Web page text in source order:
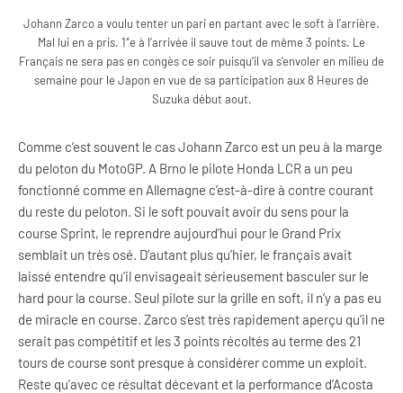
Johann Zarco a voulu tenter un pari en partant avec le soft à l’arrière.
Mal lui en a pris. 1″e à l’arrivée il sauve tout de même 3 points. Le
Français ne sera pas en congès ce soir puisqu’il va s’envoler en milieu de
semaine pour le Japon en vue de sa participation aux 8 Heures de
Suzuka début aout.
Comme c’est souvent le cas Johann Zarco est un peu à la marge
du peloton du MotoGP. A Brno le pilote Honda LCR a un peu
fonctionné comme en Allemagne c’est-à-dire à contre courant
du reste du peloton. Si le soft pouvait avoir du sens pour la
course Sprint, le reprendre aujourd’hui pour le Grand Prix
semblait un très osé. D’autant plus qu’hier, le français avait
laissé entendre qu’il envisageait sérieusement basculer sur le
hard pour la course. Seul pilote sur la grille en soft, il n’y a pas eu
de miracle en course. Zarco s’est très rapidement aperçu qu’il ne
serait pas compétitif et les 3 points récoltés au terme des 21
tours de course sont presque à considérer comme un exploit.
Reste qu’avec ce résultat décevant et la performance d’Acosta